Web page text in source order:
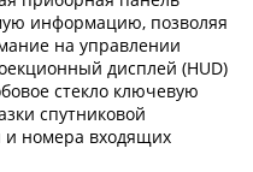
информацию, позволяя
на управлении
дисплей (HUD)
стекло ключевую
спутниковой
и номера входящих